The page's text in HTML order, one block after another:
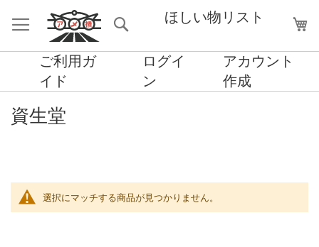
ほしい物リスト
ご利用ガ
イド
ログイ
ン
アカウント
作成
資生堂
選択にマッチする商品が見つかりません。